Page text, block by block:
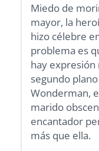
Miedo de
mayor, la
hizo célebre
problema es
hay expresión
segundo
Wonderman,
marido
encantador
más que ella.